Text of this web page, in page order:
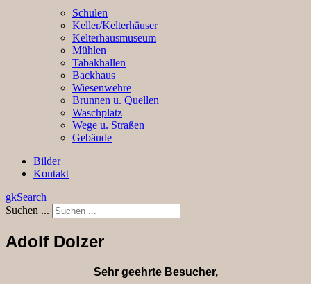
Schulen
Keller/Kelterhäuser
Kelterhausmuseum
Mühlen
Tabakhallen
Backhaus
Wiesenwehre
Brunnen u. Quellen
Waschplatz
Wege u. Straßen
Gebäude
Bilder
Kontakt
gkSearch
Suchen ...
Adolf Dolzer
Sehr geehrte Besucher,